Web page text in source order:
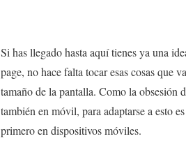
Si has llegado hasta aquí tienes ya una
page, no hace falta tocar esas cosas que
tamaño de la pantalla. Como la obsesión
también en móvil, para adaptarse a esto
primero en dispositivos móviles.